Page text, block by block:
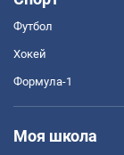
Футбол
Хокей
Формула-1
Моя школа